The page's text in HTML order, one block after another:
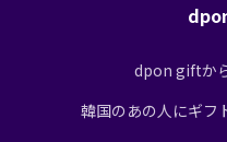
dpon giftか
韓国のあの人にギ